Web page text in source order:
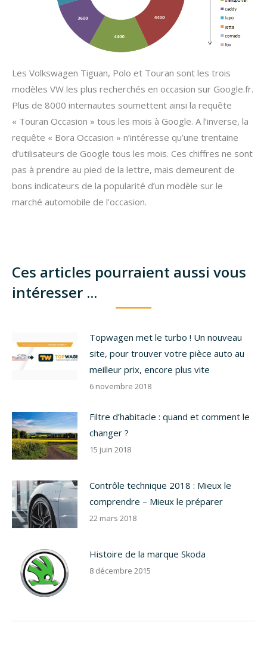
Les Volkswagen Tiguan, Polo et Touran sont les trois
modèles VW les plus recherchés en occasion sur Google.fr.
Plus de 8000 internautes soumettent ainsi la requête
« Touran Occasion » tous les mois à Google. A l’inverse, la
requête « Bora Occasion » n’intéresse qu’une trentaine
d’utilisateurs de Google tous les mois. Ces chiffres ne sont
pas à prendre au pied de la lettre, mais demeurent de
bons indicateurs de la popularité d’un modèle sur le
marché automobile de l’occasion.
Ces articles pourraient aussi vous
intéresser ...
Topwagen met le turbo ! Un nouveau
site, pour trouver votre pièce auto au
meilleur prix, encore plus vite
6 novembre 2018
Filtre d’habitacle : quand et comment le
changer ?
15 juin 2018
Contrôle technique 2018 : Mieux le
comprendre – Mieux le préparer
22 mars 2018
Histoire de la marque Skoda
8 décembre 2015